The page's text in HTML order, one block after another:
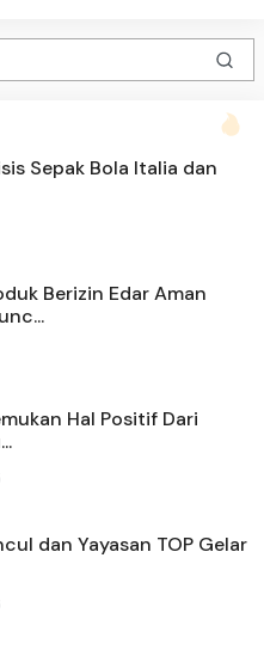
Sepak Bola Italia dan
Berizin Edar Aman
Hal Positif Dari
dan Yayasan TOP Gelar